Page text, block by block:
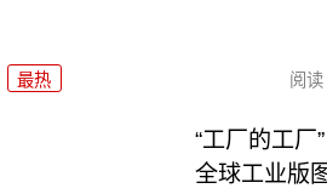
最热 阅读
“工厂的工厂
全球工业版